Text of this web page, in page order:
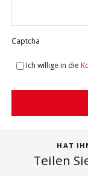
Captcha
Ich willige in die
HAT
Teilen